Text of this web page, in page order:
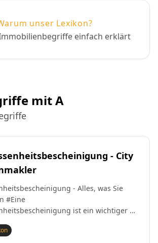
unser Lexikon?
einfach erklärt
mit A
- City
- Alles, was Sie
#Eine
ist ein wichtiger …